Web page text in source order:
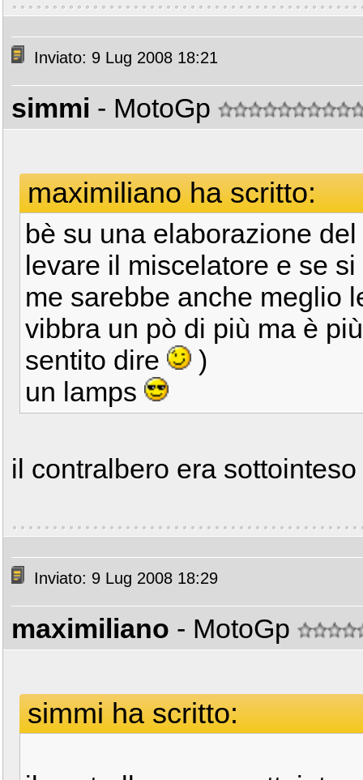
Inviato: 9 Lug 2008 18:21
simmi - MotoGp
maximiliano ha scritto:
bè su una elaborazione
levare il miscelatore e se
me sarebbe anche meglio
vibbra un pò di più ma è
sentito dire
)
un lamps
il contralbero era
Inviato: 9 Lug 2008 18:29
maximiliano - MotoGp
simmi ha scritto: